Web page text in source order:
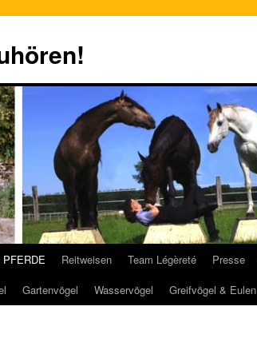
PFERDE Reitweisen Team Légèreté Presse
Gartenvögel Wasservögel Greifvögel & Eulen